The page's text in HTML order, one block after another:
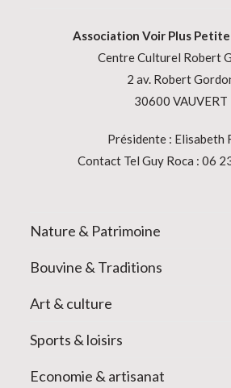
Association Voir Plus
Centre Culturel Robert
2 av. Robert
30600 VAUVERT
Présidente : Elisabeth
Contact Tel Guy Roca : 06
Nature & Patrimoine
Bouvine & Traditions
Art & culture
Sports & loisirs
Economie & artisanat